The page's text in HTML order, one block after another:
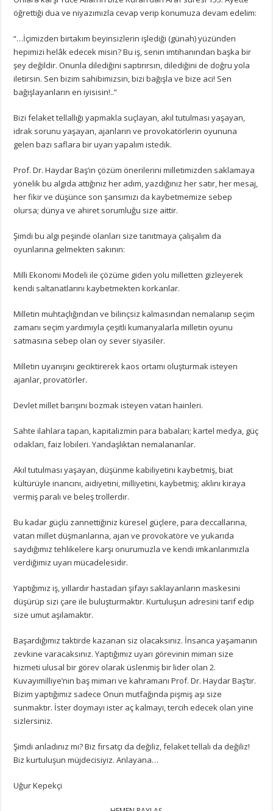
öğrettiği dua ve niyazımızla cevap verip konumuza devam edelim:
“…İçimizden birtakım beyinsizlerin işlediği (günah) yüzünden
hepimizi helâk edecek misin? Bu iş, senin imtihanından başka bir
şey değildir. Onunla dilediğini saptırırsın, dilediğini de doğru yola
iletirsin. Sen bizim sahibimizsin, bizi bağışla ve bize acı! Sen
bağışlayanların en iyisisin!..”
Bizi felaket tellallığı yapmakla suçlayan, akıl tutulması yaşayan,
idrak sorunu yaşayan, ajanların ve provokatörlerin oyununa
gelen bazı saflara bir uyarı yapalım istedik.
Prof. Dr. Haydar Baş’ın çözüm önerilerini milletimizden saklamaya
yönelik bu algıda attığınız her adım, yazdığınız her satır, her mesaj,
her fikir ve düşünce son şansımızı da kaybetmemize sebep
olursa; dünya ve ahiret sorumluğu size aittir.
Şimdi bu algı peşinde olanları size tanıtmaya çalışalım da
oyunlarına gelmekten sakının:
Milli Ekonomi Modeli ile çözüme giden yolu milletten gizleyerek
kendi saltanatlarını kaybetmekten korkanlar.
Milletin muhtaçlığından ve bilinçsiz kalmasından nemalanıp seçim
zamanı seçim yardımıyla çeşitli kumanyalarla milletin oyunu
satmasına sebep olan oy sever siyasiler.
Milletin uyanışını geciktirerek kaos ortamı oluşturmak isteyen
ajanlar, provatörler.
Devlet millet barışını bozmak isteyen vatan hainleri.
Sahte ilahlara tapan, kapitalizmin para babaları; kartel medya, güç
odakları, faiz lobileri. Yandaşlıktan nemalananlar.
Akıl tutulması yaşayan, düşünme kabiliyetini kaybetmiş, biat
kültürüyle inancını, aidiyetini, milliyetini, kaybetmiş; aklını kiraya
vermiş paralı ve beleş trollerdir.
Bu kadar güçlü zannettiğiniz küresel güçlere, para deccallarına,
vatan millet düşmanlarına, ajan ve provokatöre ve yukarıda
saydığımız tehlikelere karşı onurumuzla ve kendi imkanlarımızla
verdiğimiz uyarı mücadelesidir.
Yaptığımız iş, yıllardır hastadan şifayı saklayanların maskesini
düşürüp sizi çare ile buluşturmaktır. Kurtuluşun adresini tarif edip
size umut aşılamaktır.
Başardığımız taktirde kazanan siz olacaksınız. İnsanca yaşamanın
zevkine varacaksınız. Yaptığımız uyarı görevinin mimarı size
hizmeti ulusal bir görev olarak üslenmiş bir lider olan 2.
Kuvayımilliye’nin baş mimarı ve kahramanı Prof. Dr. Haydar Baş’tır.
Bizim yaptığımız sadece Onun mutfağında pişmiş aşı size
sunmaktır. İster doymayı ister aç kalmayı, tercih edecek olan yine
sizlersiniz.
Şimdi anladınız mı? Biz fırsatçı da değiliz, felaket tellalı da değiliz!
Biz kurtuluşun müjdecisiyiz. Anlayana…
Uğur Kepekçi